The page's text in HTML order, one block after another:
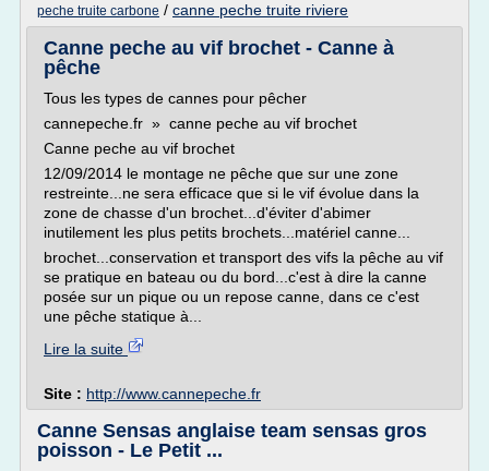
peche truite carbone / canne peche truite riviere
Canne peche au vif brochet - Canne à
pêche
Tous les types de cannes pour pêcher
cannepeche.fr » canne peche au vif brochet
Canne peche au vif brochet
12/09/2014 le montage ne pêche que sur une zone
restreinte...ne sera efficace que si le vif évolue dans la
zone de chasse d'un brochet...d'éviter d'abimer
inutilement les plus petits brochets...matériel canne...
brochet...conservation et transport des vifs la pêche au vif
se pratique en bateau ou du bord...c'est à dire la canne
posée sur un pique ou un repose canne, dans ce c'est
une pêche statique à...
Lire la suite
Site : http://www.cannepeche.fr
Canne Sensas anglaise team sensas gros
poisson - Le Petit ...